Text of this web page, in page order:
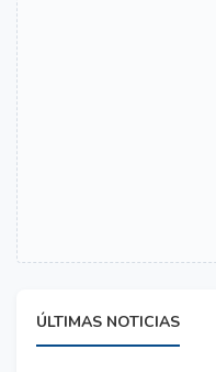
ÚLTIMAS NOTICIAS